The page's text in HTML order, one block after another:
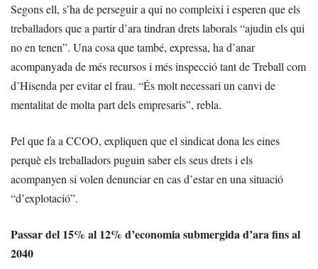
Segons ell, s’ha de perseguir a qui no compleixi i esperen que els
treballadors que a partir d’ara tindran drets laborals “ajudin els qui
no en tenen”. Una cosa que també, expressa, ha d’anar
acompanyada de més recursos i més inspecció tant de Treball com
d’Hisenda per evitar el frau. “És molt necessari un canvi de
mentalitat de molta part dels empresaris”, rebla.
Pel que fa a CCOO, expliquen que el sindicat dona les eines
perquè els treballadors puguin saber els seus drets i els
acompanyen si volen denunciar en cas d’estar en una situació
“d’explotació”.
Passar del 15% al 12% d’economia submergida d’ara fins al
2040